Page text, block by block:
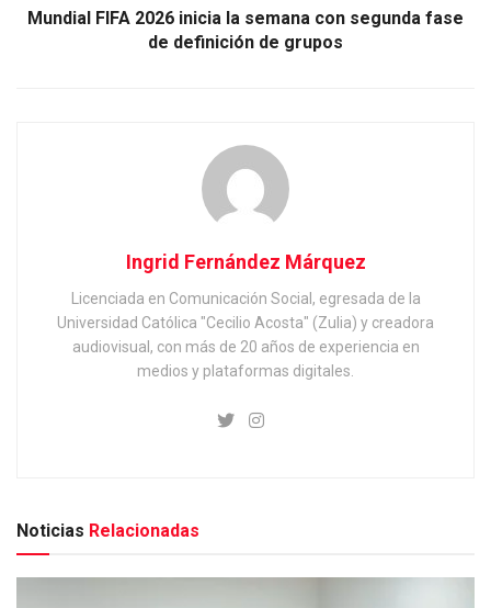
Mundial FIFA 2026 inicia la semana con segunda fase
de definición de grupos
Ingrid Fernández Márquez
Licenciada en Comunicación Social, egresada de la
Universidad Católica "Cecilio Acosta" (Zulia) y creadora
audiovisual, con más de 20 años de experiencia en
medios y plataformas digitales.
Noticias Relacionadas